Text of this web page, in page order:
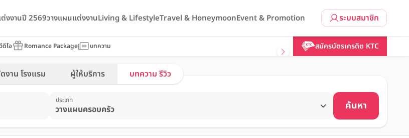
ระบบสมาชิก
งงานปี 2569วางแผนแต่งงานLiving & LifestyleTravel & HoneymoonEvent & Promotion
ดีโอ Romance Package บทความ สมัครบัตรเครดิต KTC
งาน โรงแรม ผู้ให้บริการ บทความ รีวิว
ประเภท ค้นหา